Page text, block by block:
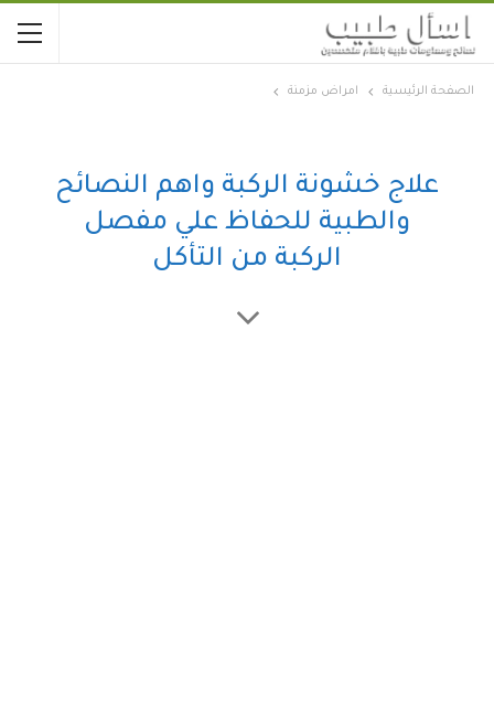
الصفحة الرئيسية امراض مزمنة
علاج خشونة الركبة واهم النصائح
والطبية للحفاظ علي مفصل
الركبة من التأكل